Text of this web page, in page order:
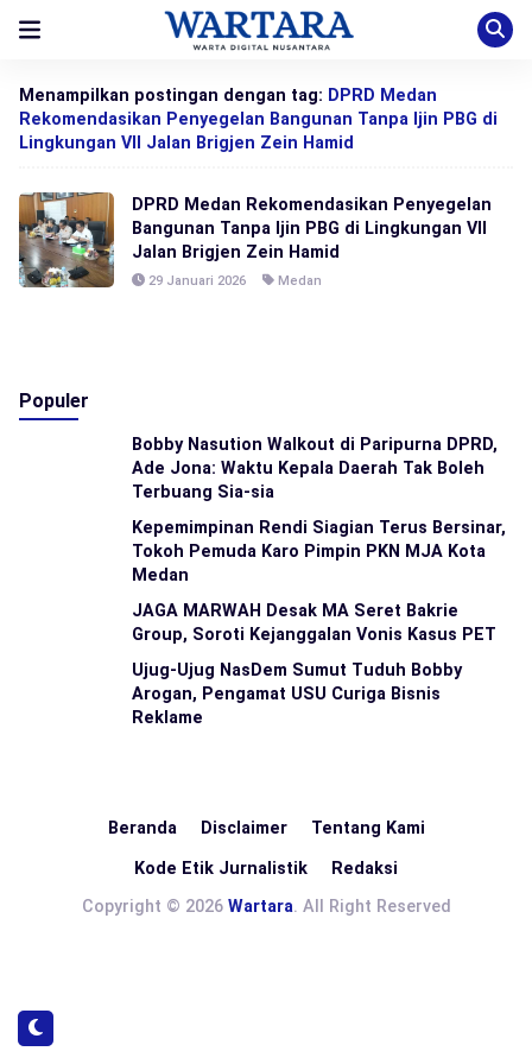
Menampilkan postingan dengan tag: DPRD Medan
Rekomendasikan Penyegelan Bangunan Tanpa Ijin PBG di
Lingkungan VII Jalan Brigjen Zein Hamid
DPRD Medan Rekomendasikan Penyegelan
Bangunan Tanpa Ijin PBG di Lingkungan VII
Jalan Brigjen Zein Hamid
29 Januari 2026 Medan
Populer
Bobby Nasution Walkout di Paripurna DPRD,
Ade Jona: Waktu Kepala Daerah Tak Boleh
Terbuang Sia-sia
Kepemimpinan Rendi Siagian Terus Bersinar,
Tokoh Pemuda Karo Pimpin PKN MJA Kota
Medan
JAGA MARWAH Desak MA Seret Bakrie
Group, Soroti Kejanggalan Vonis Kasus PET
Ujug-Ujug NasDem Sumut Tuduh Bobby
Arogan, Pengamat USU Curiga Bisnis
Reklame
Beranda Disclaimer Tentang Kami
Kode Etik Jurnalistik
Redaksi
Copyright © 2026 Wartara. All Right Reserved